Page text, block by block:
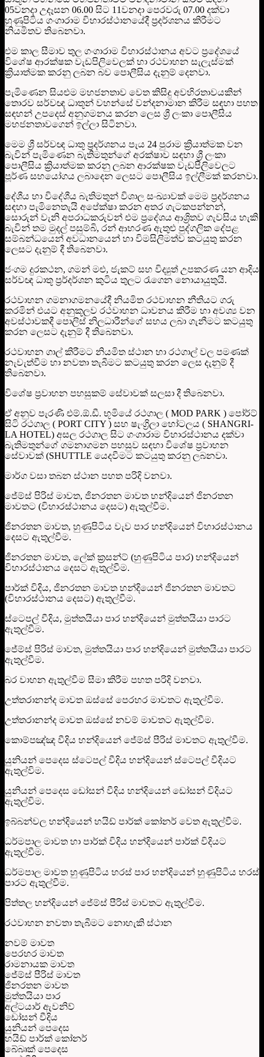
05වනදා උදෑසන 06.00 සිට 11වනදා පෙරවරු 07.00 දක්වා
හුණුපිටිය ගංගාරාම විහාරස්ථානයේදී ප්‍රදර්ශනය කිරීමට
නියමිතව තිබෙනවා.
එම කාල සීමාව තුල ගංගාරාම විහාරස්ථානය අවට ප්‍රදේශයේ
විශේෂ ආරක්ෂක වැඩපිලිවෙලක් හා රථවාහන සැලැස්මක්
ක්‍රියාත්මක කරනු ලබන බව පොලීසිය දැනුම් දෙනවා.
පැමිණෙන සියළුම මහජනතාව වෙත කිසිදු අවහිරතාවයකින්
තොරව සර්වඥ ධාතූන් වහන්සේ වන්දනාමාන කිරීම සඳහා පහත
සඳහන් උපදෙස් අනුගමනය කරන ලෙස ශ්‍රී ලංකා පොලීසිය
මහජනතාවගෙන් ඉල්ලා සිටිනවා.
මෙම ශ්‍රී සර්වඥ ධාතූ ප්‍රදර්ශනය පැය 24 පුරාම ක්‍රියාත්මක වන
බැවින් පැමිණෙන බැතිමතුන්ගේ අරක්ෂාව සඳහා ශ්‍රී ලංකා
පොලීසිය ක්‍රියාත්මක කරනු ලබන ආරක්ෂක වැඩපිලිවෙලට
පූර්ණ සහයෝගය ලබාදෙන ලෙසට පොලීසිය ඉල්ලීමක් කරනවා.
දේශීය හා විදේශීය බැතිමතුන් විශාල සංඛ්‍යාවක් මෙම ප්‍රදර්ශනය
සඳහා පැමිනෙතැයි අපේක්ෂා කරන අතර ගැටකපන්නන්,
සොරුන් වැනි අපරාධකරුවන් එම ප්‍රදේශය ආශ්‍රිතව ගැවසිය හැකි
බැවින් තම මුදල් පසුම්බි, රන් ආභරණ ඇතුළු පුද්ගලික දේපළ
සම්බන්ධයෙන් අවධානයෙන් හා විමසිලිමත්ව කටයුතු කරන
ලෙසට දැනුම් දී තිබෙනවා.
ජංගම දුරකථන, ගමන් මළු, ජැකට් සහ විද්‍යුත් උපකරණ යන ආදිය
සර්වඥ ධාතූ ප්‍රර්දර්ශන කුටිය තුලට රැගෙන නොයායුතුයි.
රථවාහන ගමනාගමනයේදී නියමිත රථවාහන නීතියට ගරු
කරමින් එයට අනුකූලව රථවාහන ධාවනය කිරීම හා අවශ්‍ය වන
අවස්ථාවකදී පොලිස් නිලධාරීන්ගේ සහය ලබා ගැනීමට කටයුතු
කරන ලෙසට දැනුම් දී තිබෙනවා.
රථවාහන ගාල් කිරීමට නියමිත ස්ථාන හා රථගාල් වල පමණක්
නැවැත්වීම හා නවතා තැබීමට කටයුතු කරන ලෙස දැනුම් දී
තිබෙනවා.
විශේෂ ප්‍රවාහන පහසුකම් සේවාවක් සලසා දී තිබෙනවා.
ඒ අනුව පැරණි එම්.ඕ.ඩී. භූමියේ රථගාල ( MOD PARK ) පෝර්ට්
සිටි රථගාල ( PORT CITY ) සහ ෂැංග්‍රිලා හෝටලය ( SHANGRI-
LA HOTEL) අසල රථගාල සිට ගංගාරාම විහාරස්ථානය දක්වා
බැතිමතුන්ගේ ගමනාගමන පහසුව සඳහා විශේෂ ප්‍රවාහන
සේවාවක් (SHUTTLE යෙදවීමට කටයුතු කරනු ලබනවා.
මාර්ග වසා තබන ස්ථාන පහත පරිදි වනවා.
ජේම්ස් පිරිස් මාවත, ජිනරතන මාවත හන්දියෙන් ජිනරතන
මාවතට (විහාරස්ථානය දෙසට) ඇතුල්වීම.
ජිනරතන මාවත, හුණුපිටිය වැව පාර හන්දියෙන් විහාරස්ථානය
දෙසට ඇතුල්වීම.
ජිනරතන මාවත, ලේක් ක්‍රසන්ට් (හුණුපිටිය පාර) හන්දියෙන්
විහාරස්ථානය දෙසට ඇතුල්වීම.
පාර්ක් විදිය, ජිනරතන මාවත හන්දියෙන් ජිනරතන මාවතට
(විහාරස්ථානය දෙසට) ඇතුල්වීම.
ස්ටෙපල් වීදිය, මුත්තයියා පාර හන්දියෙන් මුත්තයියා පාරට
ඇතුල්වීම.
ජේම්ස් පිරිස් මාවත, මුත්තයියා පාර හන්දියෙන් මුත්තයියා පාරට
ඇතුල්වීම.
බර වාහන ඇතුල්වීම සීමා කිරීම පහත පරිදි වනවා.
උත්තරානන්ද මාවත ඔස්සේ පෙරහර මාවතට ඇතුල්වීම.
උත්තරානන්ද මාවත ඔස්සේ නවම් මාවතට ඇතුල්වීම.
කොම්පඤ්ඤ වීදිය හන්දියෙන් ජේම්ස් පීරිස් මාවතට ඇතුල්වීම.
යුනියන් පෙදෙස ස්ටෙපල් වීදිය හන්දියෙන් ස්ටෙපල් වීදියට
ඇතුල්විම.
යුනියන් පෙදෙස ඩෝසන් වීදිය හන්දියෙන් ඩෝසන් විදියට
ඇතුල්විම.
ඉබ්බන්වල හන්දියෙන් හයිඩ් පාර්ක් කෝනර් වෙත ඇතුල්වීම.
ධර්මපාල මාවත හා පාර්ක් විදිය හන්දියෙන් පාර්ක් විදියට
ඇතුල්වීම.
ධර්මපාල මාවත හුණුපිටිය හරස් පාර හන්දියෙන් හුණුපිටිය හරස්
පාරට ඇතුල්වීම.
පිත්තල හන්දියෙන් ජේම්ස් පීරිස් මාවතට ඇතුල්වීම.
රථවාහන නවතා තැබීමට නොහැකි ස්ථාන
නවම් මාවත
පෙරහර මාවත
රාමනායක මාවත
ජේම්ස් පීරිස් මාවත
ජිනරතන මාවත
මුත්තයියා පාර
අල්ටයාර් ඇවනිව්
ඩෝසන් වීදිය
යුනියන් පෙදෙස
හයිඩ් පාර්ක් කෝනර්
බේබෘක් පෙදෙස